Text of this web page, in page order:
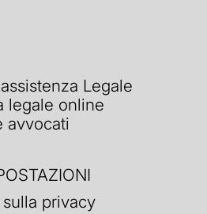
Legale
legale online
avvocati
privacy